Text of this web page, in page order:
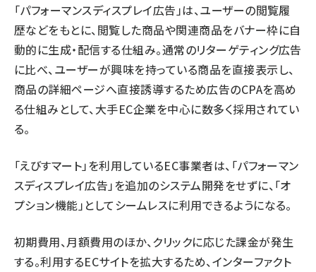
「パフォーマンスディスプレイ広告」は、ユーザーの閲覧履
歴などをもとに、閲覧した商品や関連商品をバナー枠に自
動的に生成・配信する仕組み。通常のリターゲティング広告
に比べ、ユーザーが興味を持っている商品を直接表示し、
商品の詳細ページへ直接誘導するため広告のCPAを高め
る仕組みとして、大手EC企業を中心に数多く採用されてい
る。
「えびすマート」を利用しているEC事業者は、「パフォーマン
スディスプレイ広告」を追加のシステム開発をせずに、「オ
プション機能」としてシームレスに利用できるようになる。
初期費用、月額費用のほか、クリックに応じた課金が発生
する。利用するECサイトを拡大するため、インターファクト